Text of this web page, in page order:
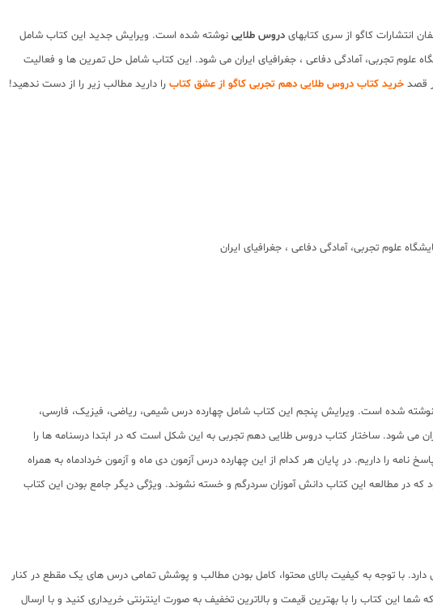
انتشارات کاگو از سری کتابهای دروس طلایی نوشته شده است. ویرایش جدید این کتاب شامل
علوم تجربی، آمادگی دفاعی ، جغرافیای ایران می شود. این کتاب شامل حل تمرین ها و فعالیت
قصد خرید کتاب دروس طلایی دهم تجربی کاگو از عشق کتاب را دارید مطالب زیر را از دست ندهید!
شده است. ویرایش پنجم این کتاب شامل چهارده درس شیمی، ریاضی، فیزیک، فارسی،
می شود. ساختار کتاب دروس طلایی دهم تجربی به این شکل است که در ابتدا درسنامه ها را
را داریم. در پایان هر کدام از این چهارده درس آزمون دی ماه و آزمون خردادماه به همراه
در مطالعه این کتاب دانش آموزان سردرگم و خسته نشوند. ویژگی دیگر جامع بودن این کتاب
با توجه به کیفیت بالای محتوا، کامل بودن مطالب و پوشش تمامی درس های یک مقطع در کنار
این کتاب را با بهترین قیمت و بالاترین تخفیف به صورت اینترنتی خریداری کنید و با ارسال